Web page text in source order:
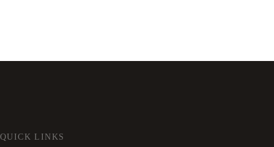
QUICK LINKS